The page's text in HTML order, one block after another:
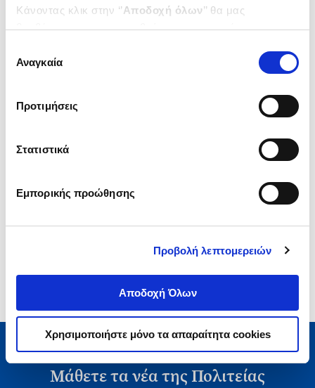
Κάνοντας κλικ στην ‘’Αποδοχή όλων’’ θα μας
βοηθήσετε να ανταποκριθούμε στα παραπάνω.
ενδιαφέρουν και να επιλέξετε από τα παρακάτω με την
΄΄και να ενημερωθείτε σχετικά με
συγκατάθεσης
Αναγκαία
Προτιμήσεις
Στατιστικά
Εμπορικής προώθησης
Προβολή λεπτομερειών
Αποδοχή Όλων
Χρησιμοποιήστε μόνο τα απαραίτητα cookies
ORLIK THOMAS
Κωδ. Πολιτείας:3145-4006
.
Μάθετε τα νέα της Πολιτείας